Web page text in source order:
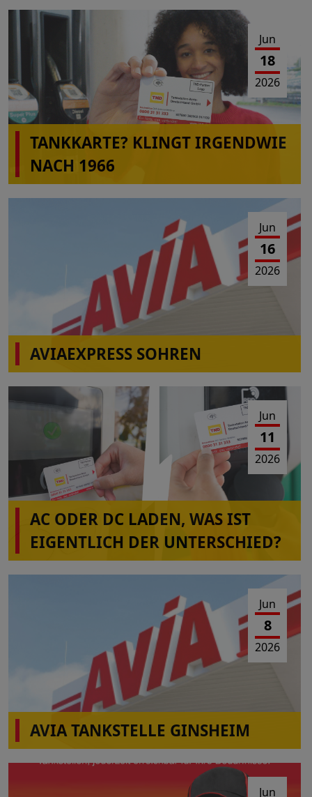
Jun
18
2026
TANKKARTE? KLINGT IRGENDWIE
NACH 1966
Jun
16
2026
AVIAEXPRESS SOHREN
Einschränkungen Tankbetrieb am 23.06.2026 von
10:00-16:00 Uhr
Jun
11
2026
AC ODER DC LADEN, WAS IST
EIGENTLICH DER UNTERSCHIED?
Jun
8
2026
AVIA TANKSTELLE GINSHEIM
Am 10.06-2026 von 10:00-16:00 Uhr Wartungs-
Jun